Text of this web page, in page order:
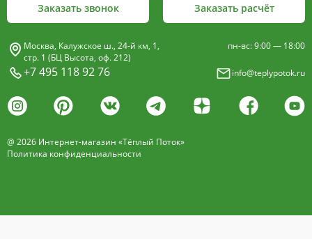
Заказать звонок Заказать расчёт
Москва, Калужское ш., 24-й км, 1,
стр. 1 (БЦ Высота, оф. 212)
+7 495 118 92 76
пн-вс: 9:00 — 18:00
info@teplypotok.ru
@ 2026 Интернет-магазин «Тёплый Поток»
Политика конфиденциальности